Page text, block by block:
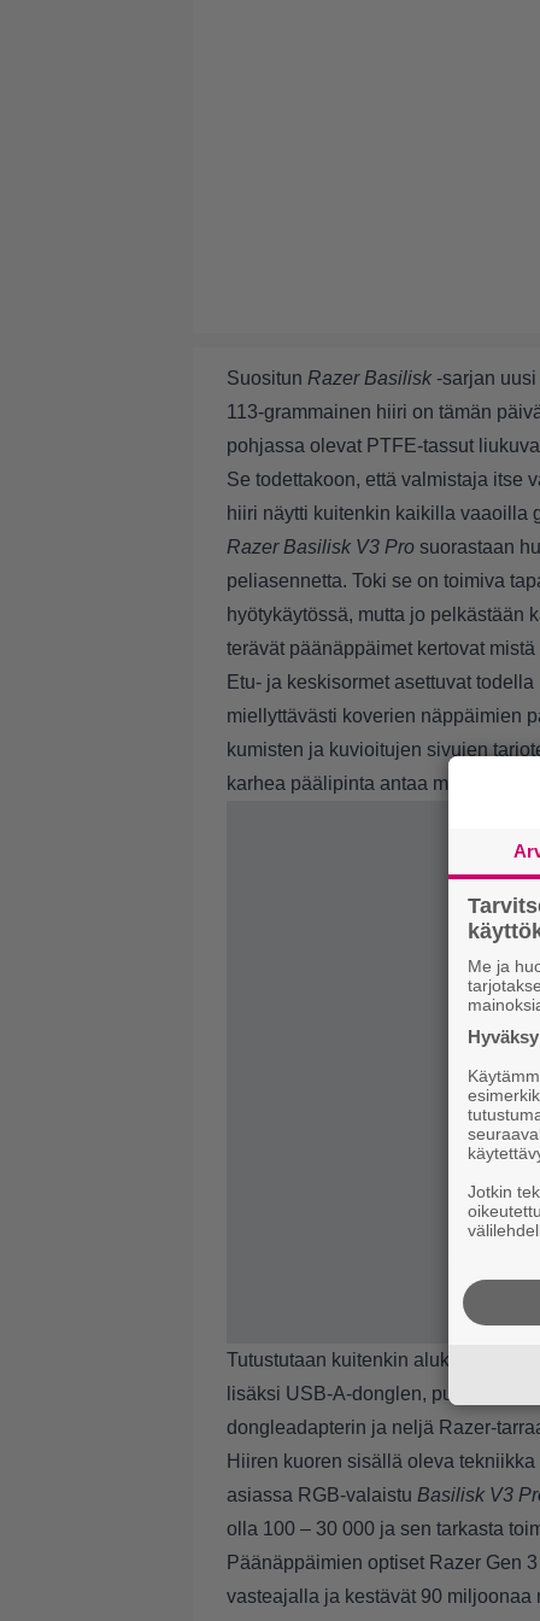
Suositun Razer Basilisk -sarjan uusi
113-grammainen hiiri on tämän
pohjassa olevat PTFE-tassut
Se todettakoon, että valmistaja itse
hiiri näytti kuitenkin kaikilla vaaoilla
Razer Basilisk V3 Pro suorastaan
peliasennetta. Toki se on toimiva
hyötykäytössä, mutta jo pelkästään
terävät päänäppäimet kertovat mistä
Etu- ja keskisormet asettuvat todella
miellyttävästi koverien näppäimien
kumisten ja kuvioitujen sivujen
karhea päälipinta antaa myös
Tutustutaan kuitenkin aluksi pinnan
lisäksi USB-A-donglen, punotun
dongleadapterin ja neljä Razer-
Hiiren kuoren sisällä oleva
asiassa RGB-valaistu Basilisk V3
olla 100 – 30 000 ja sen tarkasta
Päänäppäimien optiset Razer Gen
vasteajalla ja kestävät 90
Me ja
Jotkin